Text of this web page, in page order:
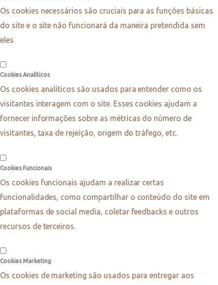
Os cookies necessários são cruciais para as funções básicas
do site e o site não funcionará da maneira pretendida sem
eles
Cookies Analíticos
Os cookies analíticos são usados para entender como os
visitantes interagem com o site. Esses cookies ajudam a
fornecer informações sobre as métricas do número de
visitantes, taxa de rejeição, origem do tráfego, etc.
Cookies Funcionais
Os cookies funcionais ajudam a realizar certas
funcionalidades, como compartilhar o conteúdo do site em
plataformas de social media, coletar feedbacks e outros
recursos de terceiros.
Cookies Marketing
Os cookies de marketing são usados para entregar aos